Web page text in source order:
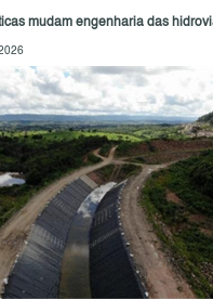
mudam engenharia das